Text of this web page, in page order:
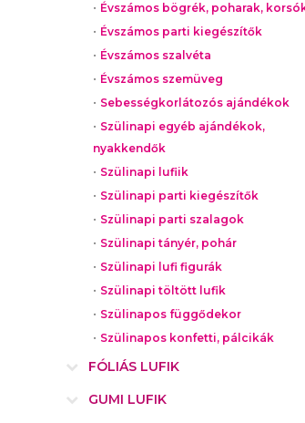
Évszámos bögrék, poharak,
Évszámos parti kiegészítők
Évszámos szalvéta
Évszámos szemüveg
Sebességkorlátozós ajándékok
Szülinapi egyéb ajándékok,
nyakkendők
Szülinapi lufiik
Szülinapi parti kiegészítők
Szülinapi parti szalagok
Szülinapi tányér, pohár
Szülinapi lufi figurák
Szülinapi töltött lufik
Szülinapos függődekor
Szülinapos konfetti, pálcikák
FÓLIÁS LUFIK
GUMI LUFIK